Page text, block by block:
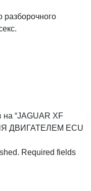
разборочного
на “JAGUAR XF
ДВИГАТЕЛЕМ ECU
Required fields